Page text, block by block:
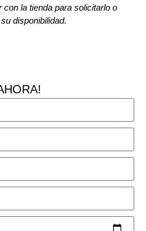
la tienda para solicitarlo o
disponibilidad.